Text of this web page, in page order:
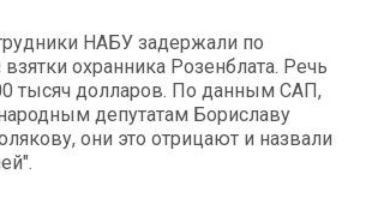
НАБУ задержали по
охранника Розенблата. Речь
тысяч долларов. По данным САП,
депутатам Бориславу
они это отрицают и назвали